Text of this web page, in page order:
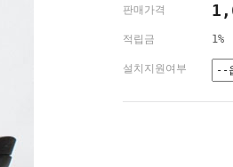
판매가격
적립금 1%
설치지원여부